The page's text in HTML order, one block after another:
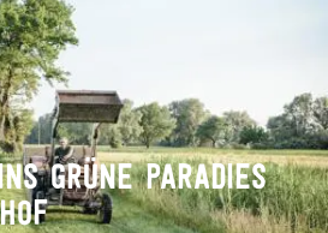
GRÜNE PARADIES